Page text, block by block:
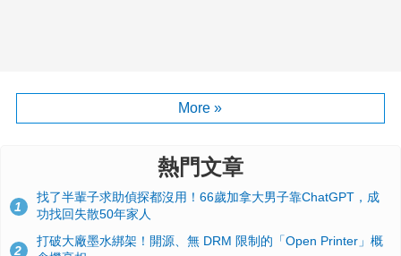
More »
熱門文章
1
找了半輩子求助偵探都沒用！66歲加拿大男子靠ChatGPT，成
功找回失散50年家人
2
打破大廠墨水綁架！開源、無 DRM 限制的「Open Printer」概